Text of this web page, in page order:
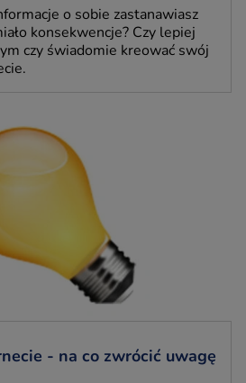
o sobie zastanawiasz
konsekwencje? Czy lepiej
czy świadomie kreować swój
- na co zwrócić uwagę